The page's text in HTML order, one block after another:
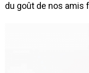
du goût de nos amis